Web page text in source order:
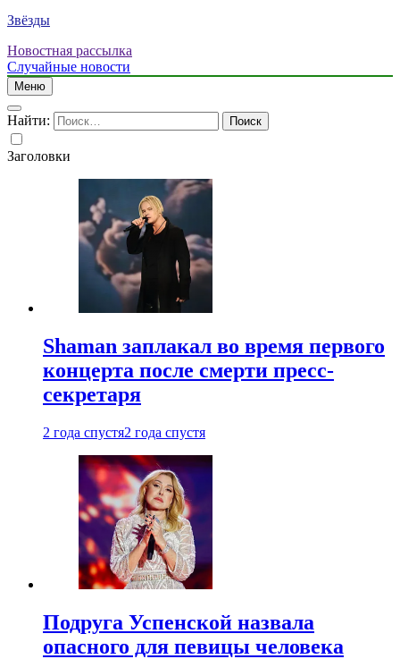
Звёзды
Новостная рассылка
Случайные новости
Меню
Найти:
Заголовки
Shaman заплакал во время первого
концерта после смерти пресс-
секретаря
2 года спустя2 года спустя
Подруга Успенской назвала
опасного для певицы человека